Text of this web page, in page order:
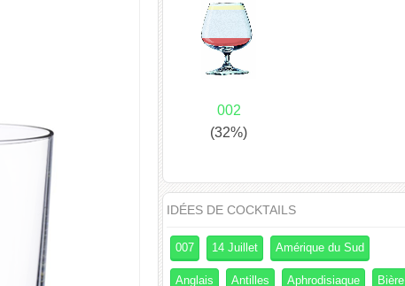
002
(32%)
IDÉES DE COCKTAILS
007 14 Juillet Amérique du Sud
Anglais Antilles Aphrodisiaque Bière